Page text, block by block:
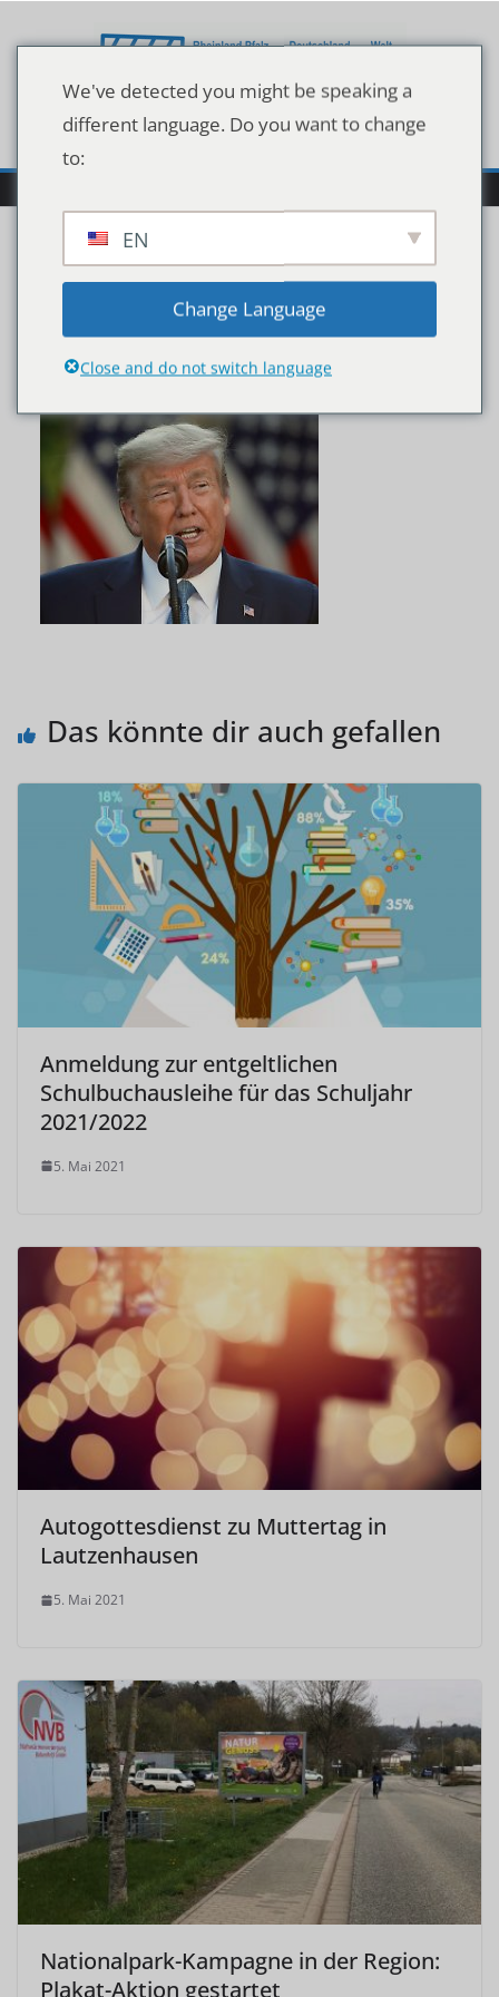
Inhalt
1b318af69b1bcee9ce2a7
3ec7df9e14d
Das könnte dir auch gefallen
Anmeldung zur entgeltlichen
Schulbuchausleihe für das Schuljahr
2021/2022
5. Mai 2021
Autogottesdienst zu Muttertag in
Lautzenhausen
5. Mai 2021
Nationalpark-Kampagne in der Region:
Plakat-Aktion gestartet
We've detected you might be speaking a
different language. Do you want to change
to:
EN
Change Language
Close and do not switch language